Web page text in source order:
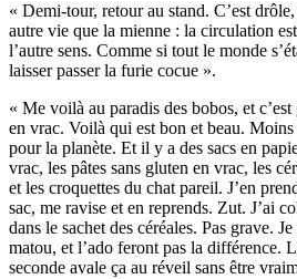
« Demi-tour, retour au stand. C’est
autre vie que la mienne : la circulation
l’autre sens. Comme si tout le monde
laisser passer la furie cocue ».
« Me voilà au paradis des bobos, et
en vrac. Voilà qui est bon et beau. Moins
pour la planète. Et il y a des sacs en
vrac, les pâtes sans gluten en vrac, les
et les croquettes du chat pareil. J’en
sac, me ravise et en reprends. Zut. J’ai
dans le sachet des céréales. Pas grave.
matou, et l’ado feront pas la différence.
seconde avale ça au réveil sans être